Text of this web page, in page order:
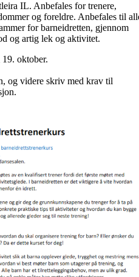
IL. Anbefales for trenere,
og foreldre. Anbefales til
for barneidretten, gjennom
og artig lek og aktivitet.
oktober.
og videre skriv med krav til